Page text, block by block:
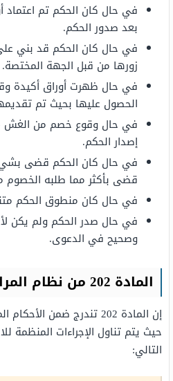
في حال كان الحكم تم اعتماد
بعد صدور الحكم.
في حال كان الحكم قد بني
زورها من قبل الجهة المختصة.
في حال ظهرت أوراق أكيدة
الحصول عليها بحيث تم
في حال وقوع خصم من الغش
إصدار الحكم.
في حال كان الحكم قضى بشيء
قضى بأكثر مما طلبه الخصوم
في حال كان منطوق الحكم
في حال صدر الحكم ولم يكن
وصحيح في الدعوى.
المادة 202 من نظام المرافعات الشرعية
إن المادة 202 تندرج ضمن
حيث يتم تناول الإجراءات
التالي: